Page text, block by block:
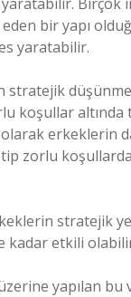
bir yapı
yaratabilir.
stratejik
koşullar
erkeklerin
zorlu
stratejik
kadar etkili
yapılan